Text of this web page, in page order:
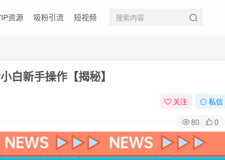
资源 吸粉引流 短视频
白新手操作【揭秘】
关注 私信
80 0